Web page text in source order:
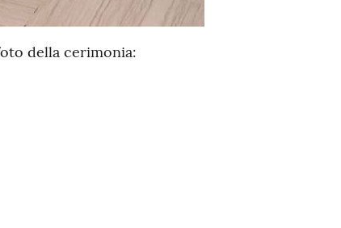
della cerimonia: